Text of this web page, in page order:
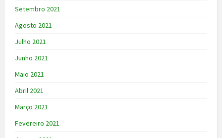
Setembro 2021
Agosto 2021
Julho 2021
Junho 2021
Maio 2021
Abril 2021
Março 2021
Fevereiro 2021